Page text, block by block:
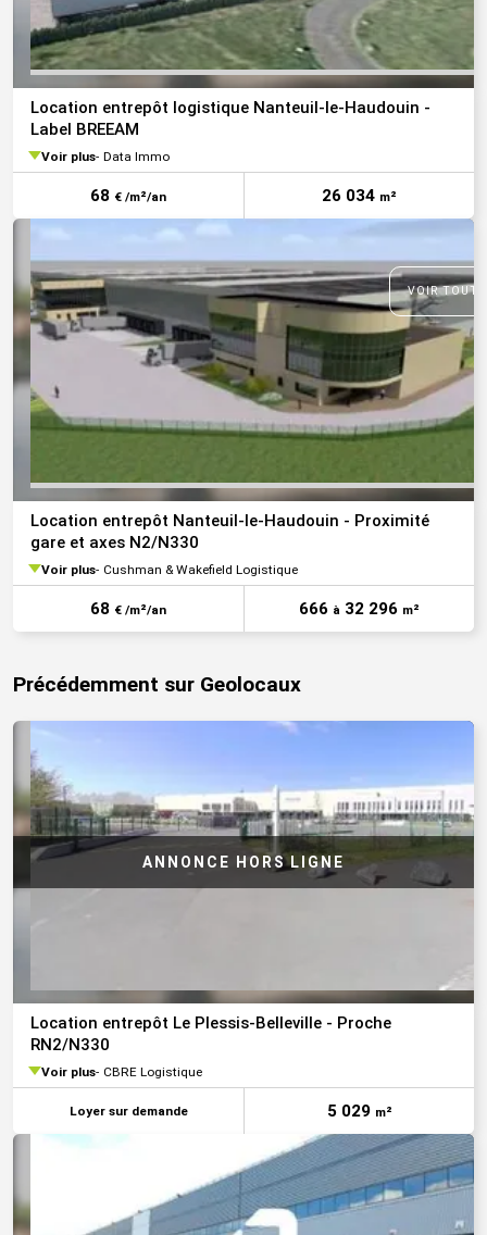
Location entrepôt logistique Nanteuil-le-Haudouin -
Label BREEAM
Voir plus Data Immo
68 € /m²/an 26 034 m²
VOIR
Location entrepôt Nanteuil-le-Haudouin - Proximité
gare et axes N2/N330
Voir plus Cushman & Wakefield Logistique
68 € /m²/an 666 à 32 296 m²
Précédemment sur Geolocaux
Location entrepôt Le Plessis-Belleville - Proche
RN2/N330
Voir plus CBRE Logistique
Loyer sur demande 5 029 m²